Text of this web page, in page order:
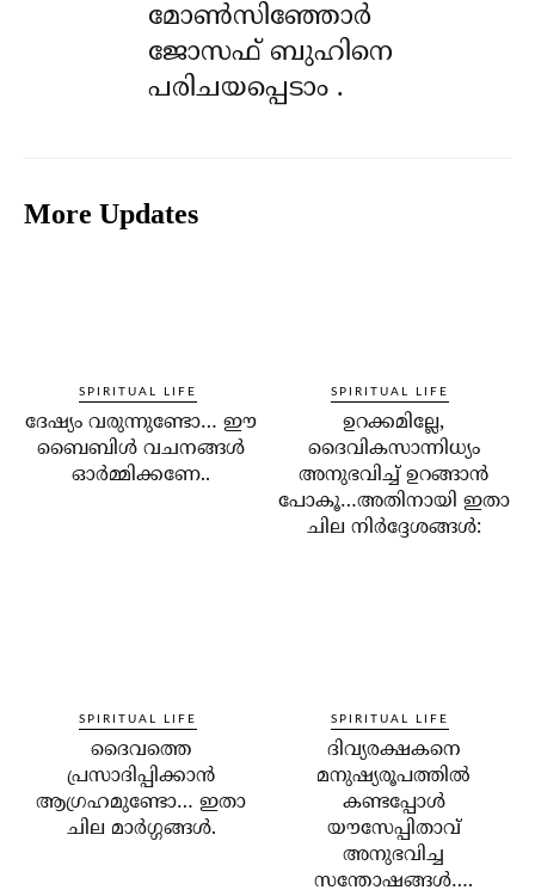
മോൺസിഞ്ഞോർ
ജോസഫ് ബുഹിനെ
പരിചയപ്പെടാം .
More Updates
SPIRITUAL LIFE
ദേഷ്യം വരുന്നുണ്ടോ… ഈ
ബൈബിള്‍ വചനങ്ങള്‍
ഓര്‍മ്മിക്കണേ..
SPIRITUAL LIFE
ഉറക്കമില്ലേ,
ദൈവികസാന്നിധ്യം
അനുഭവിച്ച് ഉറങ്ങാന്‍
പോകൂ…അതിനായി ഇതാ
ചില നിര്‍ദ്ദേശങ്ങള്‍:
SPIRITUAL LIFE
ദൈവത്തെ
പ്രസാദിപ്പിക്കാന്‍
ആഗ്രഹമുണ്ടോ… ഇതാ
ചില മാര്‍ഗ്ഗങ്ങള്‍.
SPIRITUAL LIFE
ദിവ്യരക്ഷകനെ
മനുഷ്യരൂപത്തില്‍
കണ്ടപ്പോള്‍
യൗസേപ്പിതാവ്
അനുഭവിച്ച
സന്തോഷങ്ങള്‍….